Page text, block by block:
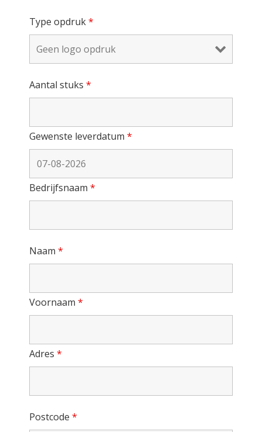
Type opdruk*
Aantal stuks *
Gewenste leverdatum *
Bedrijfsnaam *
Naam *
Voornaam *
Adres *
Postcode *